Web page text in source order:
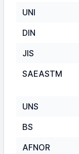
UNI
DIN
JIS
SAEASTM
UNS
BS
AFNOR